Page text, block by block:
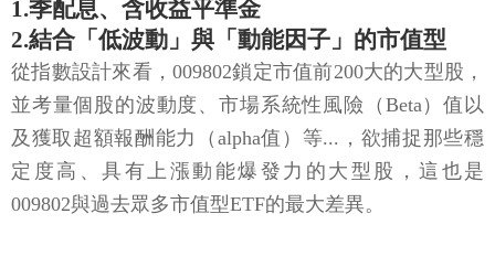
1.季配息、含收益平準金
2.結合「低波動」與「動能因子」的市值型
從指數設計來看，009802鎖定市值前200大的大型股，
並考量個股的波動度、市場系統性風險（Beta）值以
及獲取超額報酬能力（alpha值）等...，欲捕捉那些穩
定度高、具有上漲動能爆發力的大型股，這也是
009802與過去眾多市值型ETF的最大差異。